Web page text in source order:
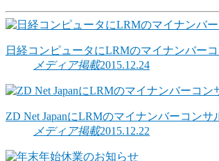
日経コンピュータにLRMのマイナンバー
メディア掲載2015.12.24
ZD Net JapanにLRMのマイナンバーコン
メディア掲載2015.12.22